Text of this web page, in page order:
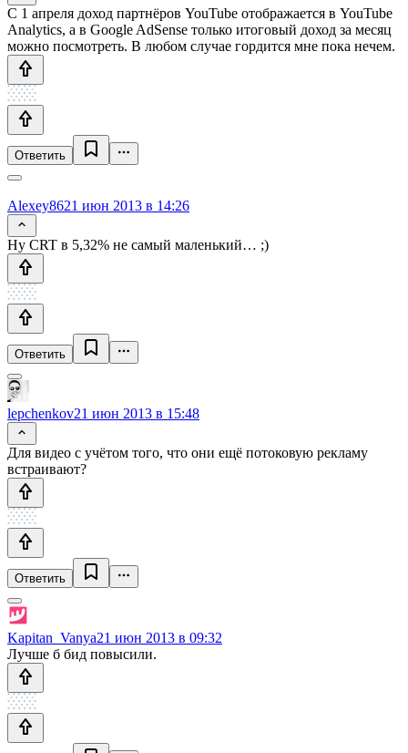
С 1 апреля доход партнёров YouTube отображается в YouTube
Analytics, а в Google AdSense только итоговый доход за месяц
можно посмотреть. В любом случае гордится мне пока нечем.
Ответить
Alexey8621 июн 2013 в 14:26
Ну CRT в 5,32% не самый маленький… ;)
Ответить
lepchenkov21 июн 2013 в 15:48
Для видео с учётом того, что они ещё потоковую рекламу
встраивают?
Ответить
Kapitan_Vanya21 июн 2013 в 09:32
Лучше б бид повысили.